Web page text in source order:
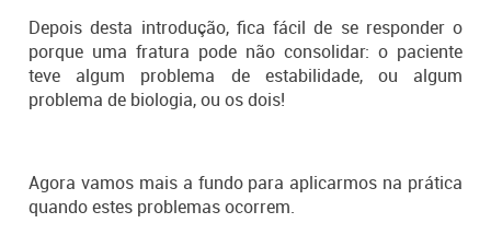
Depois desta introdução, fica fácil de se responder o
porque uma fratura pode não consolidar: o paciente
teve algum problema de estabilidade, ou algum
problema de biologia, ou os dois!
Agora vamos mais a fundo para aplicarmos na prática
quando estes problemas ocorrem.